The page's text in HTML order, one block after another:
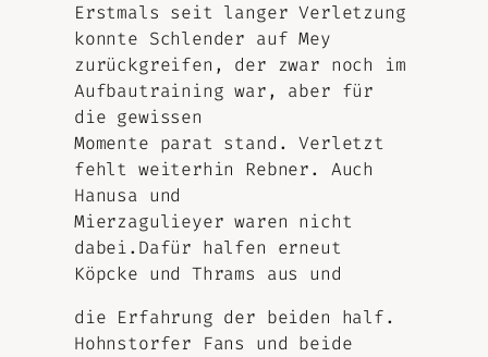
Erstmals seit langer Verletzung
konnte Schlender auf Mey
zurückgreifen, der zwar noch im
Aufbautraining war, aber für
die gewissen
Momente parat stand. Verletzt
fehlt weiterhin Rebner. Auch
Hanusa und
Mierzagulieyer waren nicht
dabei.Dafür halfen erneut
Köpcke und Thrams aus und
die Erfahrung der beiden half.
Hohnstorfer Fans und beide